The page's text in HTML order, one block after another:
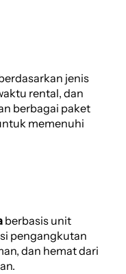
jenis
rental, dan
berbagai paket
memenuhi
berbasis unit
pengangkutan
dan hemat dari